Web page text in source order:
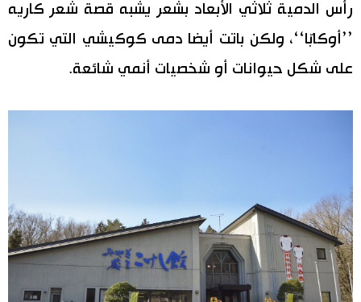
رأس الدمية ثلاثي الأبعاد بشعر يشبه قصة شعر كاريه
’’أوكابّا‘‘، ولكن باتت أيضا دمى كوكيشي التي تكون
على شكل حيوانات أو شخصيات أنمي شائعة.